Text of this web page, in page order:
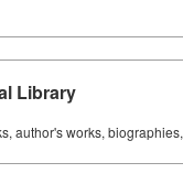
Library
author's works,